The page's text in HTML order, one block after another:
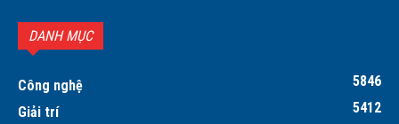
DANH MỤC
Công nghệ
5846
Giải trí
5412